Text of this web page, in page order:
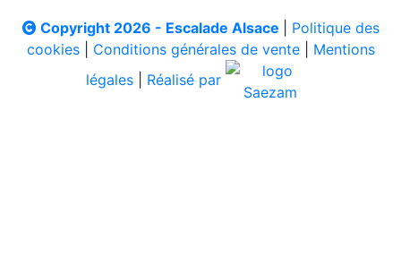
Copyright 2026 - Escalade Alsace
Politique des
cookies| Conditions générales de vente| Mentions
légales
Réalisé par